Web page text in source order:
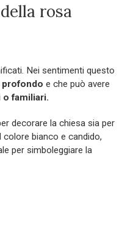
rosa
Nei sentimenti questo
profondo e che può avere
o familiari.
decorare la chiesa sia per
colore bianco e candido,
per simboleggiare la